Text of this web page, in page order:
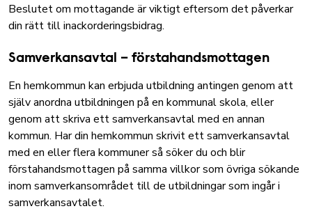
Beslutet om mottagande är viktigt eftersom det påverkar
din rätt till inackorderingsbidrag.
Samverkansavtal – förstahandsmottagen
En hemkommun kan erbjuda utbildning antingen genom att
själv anordna utbildningen på en kommunal skola, eller
genom att skriva ett samverkansavtal med en annan
kommun. Har din hemkommun skrivit ett samverkansavtal
med en eller flera kommuner så söker du och blir
förstahandsmottagen på samma villkor som övriga sökande
inom samverkansområdet till de utbildningar som ingår i
samverkansavtalet.